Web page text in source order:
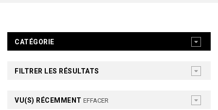
CATÉGORIE
FILTRER LES RÉSULTATS
VU(S) RÉCEMMENT EFFACER